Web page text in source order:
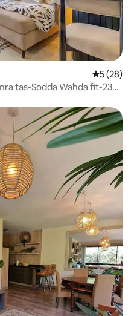
Rating
5 (28)
tas-Sodda Waħda fit-23